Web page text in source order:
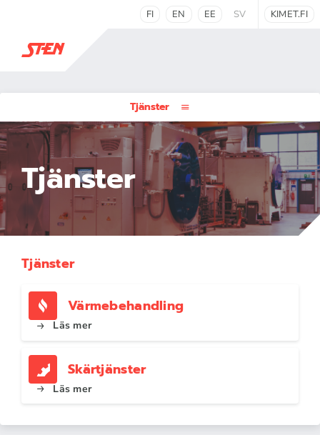
FI EN EE SV KIMET.FI
Tjänster
Tjänster
Tjänster
Värmebehandling
Läs mer
Skärtjänster
Läs mer